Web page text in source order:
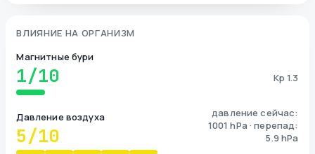
ВЛИЯНИЕ НА ОРГАНИЗМ
Магнитные бури
1/10 Kp 1.3
Давление воздуха
5/10
давление сейчас:
1001 hPa · перепад:
5.9 hPa